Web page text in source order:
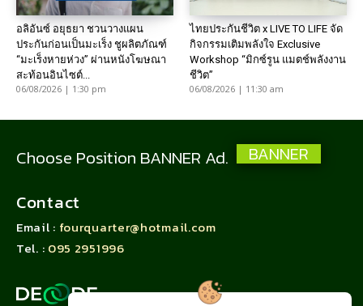
อลิอันซ์ อยุธยา ชวนวางแผน
ประกันก่อนเป็นมะเร็ง ชูผลิตภัณฑ์
“มะเร็งหายห่วง” ผ่านหนังโฆษณา
สะท้อนอินไซต์...
06/08/2026 | 1:30 pm
ไทยประกันชีวิต x LIVE TO LIFE จัด
กิจกรรมเติมพลังใจ Exclusive
Workshop “มิกซ์รูน แมตช์พลังงาน
ชีวิต”
06/08/2026 | 11:30 am
Choose Position BANNER Ad. BANNER
Contact
Email : fourquarter@hotmail.com
Tel. : 095 2951996